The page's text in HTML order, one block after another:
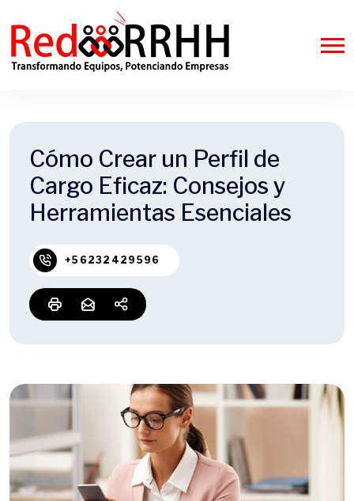
Cómo Crear un Perfil de
Cargo Eficaz: Consejos y
Herramientas Esenciales
+56232429596